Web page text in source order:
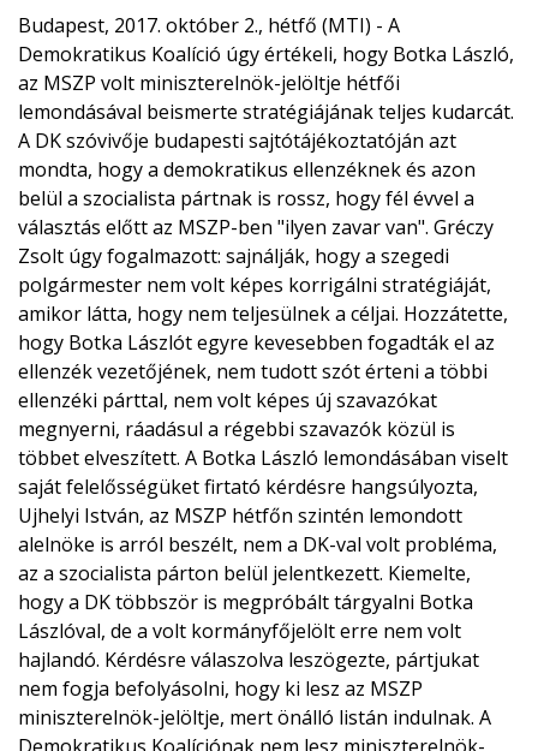
Budapest, 2017. október 2., hétfő (MTI) - A
Demokratikus Koalíció úgy értékeli, hogy Botka László,
az MSZP volt miniszterelnök-jelöltje hétfői
lemondásával beismerte stratégiájának teljes kudarcát.
A DK szóvivője budapesti sajtótájékoztatóján azt
mondta, hogy a demokratikus ellenzéknek és azon
belül a szocialista pártnak is rossz, hogy fél évvel a
választás előtt az MSZP-ben "ilyen zavar van". Gréczy
Zsolt úgy fogalmazott: sajnálják, hogy a szegedi
polgármester nem volt képes korrigálni stratégiáját,
amikor látta, hogy nem teljesülnek a céljai. Hozzátette,
hogy Botka Lászlót egyre kevesebben fogadták el az
ellenzék vezetőjének, nem tudott szót érteni a többi
ellenzéki párttal, nem volt képes új szavazókat
megnyerni, ráadásul a régebbi szavazók közül is
többet elveszített. A Botka László lemondásában viselt
saját felelősségüket firtató kérdésre hangsúlyozta,
Ujhelyi István, az MSZP hétfőn szintén lemondott
alelnöke is arról beszélt, nem a DK-val volt probléma,
az a szocialista párton belül jelentkezett. Kiemelte,
hogy a DK többször is megpróbált tárgyalni Botka
Lászlóval, de a volt kormányfőjelölt erre nem volt
hajlandó. Kérdésre válaszolva leszögezte, pártjukat
nem fogja befolyásolni, hogy ki lesz az MSZP
miniszterelnök-jelöltje, mert önálló listán indulnak. A